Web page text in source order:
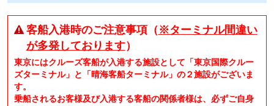
客船入港時のご注意事項（ ※ターミナル間違い
が多発しております）
東京にはクルーズ客船が入港する施設として「東京国際クルー
ズターミナル」と「晴海客船ターミナル」の２施設がございま
す。
乗船されるお客様及び入港する客船の関係者様は、必ずご自身